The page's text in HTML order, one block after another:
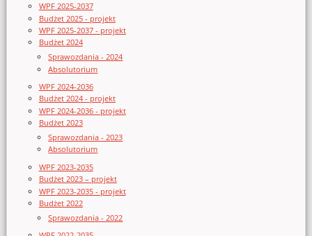
WPF 2025-2037
Budżet 2025 - projekt
WPF 2025-2037 - projekt
Budżet 2024
Sprawozdania - 2024
Absolutorium
WPF 2024-2036
Budżet 2024 - projekt
WPF 2024-2036 - projekt
Budżet 2023
Sprawozdania - 2023
Absolutorium
WPF 2023-2035
Budżet 2023 – projekt
WPF 2023-2035 - projekt
Budżet 2022
Sprawozdania - 2022